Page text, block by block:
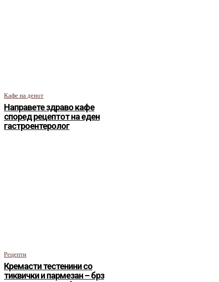
Кафе на денот
Направете здраво кафе
според рецептот на еден
гастроентеролог
Рецепти
Кремасти тестенини со
тиквички и пармезан – брз